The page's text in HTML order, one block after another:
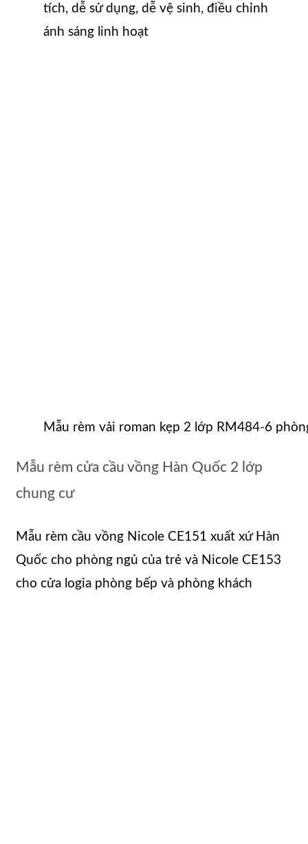
tích, dễ sử dụng, dễ vệ sinh, điều chỉnh
ánh sáng linh hoạt
Mẫu rèm vải roman kẹp 2 lớp RM484-6
Mẫu rèm cửa cầu vồng Hàn Quốc 2 lớp
chung cư
Mẫu rèm cầu vồng Nicole CE151 xuất xứ Hàn
Quốc cho phòng ngủ của trẻ và Nicole CE153
cho cửa logia phòng bếp và phòng khách